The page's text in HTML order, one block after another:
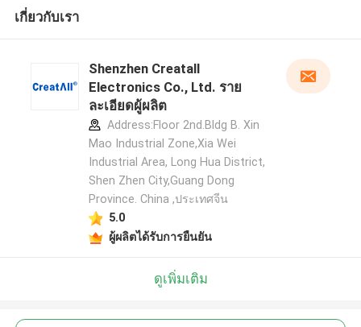
เกี่ยวกับเรา
Shenzhen Creatall
Electronics Co., Ltd. ราย
ละเอียดผู้ผลิต
Address:Floor 2nd.Bldg B. Xin
Mao Industrial Zone,Xia Wei
Industrial Area, Long Hua District,
Shen Zhen City,Guang Dong
Province. China ,ประเทศจีน
5.0
ผู้ผลิตได้รับการยืนยัน
ดูเพิ่มเติม